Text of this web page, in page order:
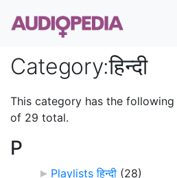
Category:हिन्दी
This category has the
of 29 total.
P
Playlists हिन्दी (28)